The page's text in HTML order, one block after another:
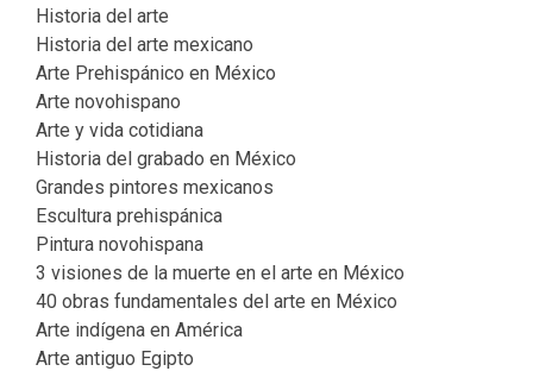
Historia del arte
Historia del arte mexicano
Arte Prehispánico en México
Arte novohispano
Arte y vida cotidiana
Historia del grabado en México
Grandes pintores mexicanos
Escultura prehispánica
Pintura novohispana
3 visiones de la muerte en el arte en México
40 obras fundamentales del arte en México
Arte indígena en América
Arte antiguo Egipto